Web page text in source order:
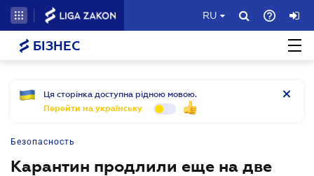
RU
БІЗНЕС
Ця сторінка доступна рідною мовою.
Перейти на українську
Безопасность
Карантин продлили еще на две